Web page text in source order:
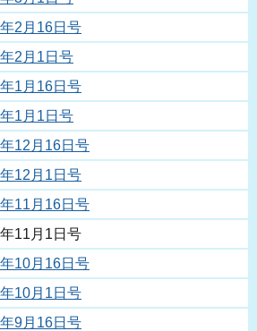
2月16日号
2月1日号
1月16日号
1月1日号
12月16日号
12月1日号
11月16日号
11月1日号
10月16日号
10月1日号
9月16日号